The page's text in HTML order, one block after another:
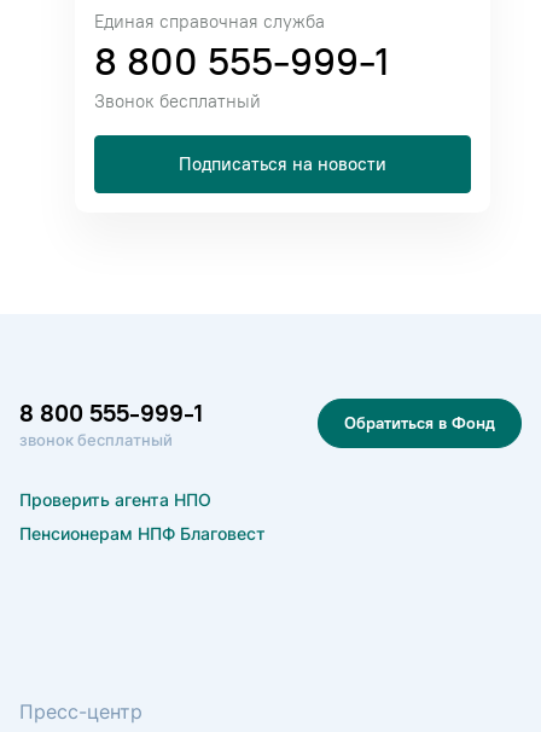
Единая справочная служба
8 800 555-999-1
Звонок бесплатный
Подписаться на новости
8 800 555-999-1
звонок бесплатный
Обратиться в Фонд
Проверить агента НПО
Пенсионерам НПФ Благовест
Пресс-центр